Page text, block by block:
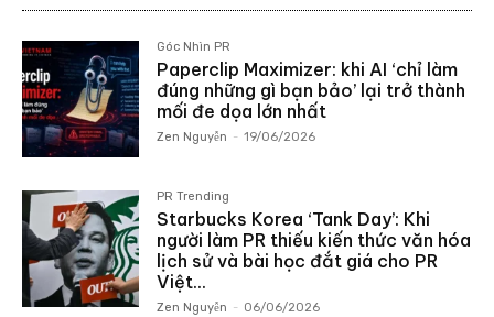
Góc Nhìn PR
Paperclip Maximizer: khi AI ‘chỉ làm
đúng những gì bạn bảo’ lại trở thành
mối đe dọa lớn nhất
Zen Nguyễn - 19/06/2026
PR Trending
Starbucks Korea ‘Tank Day’: Khi
người làm PR thiếu kiến thức văn hóa
lịch sử và bài học đắt giá cho PR
Việt...
Zen Nguyễn - 06/06/2026